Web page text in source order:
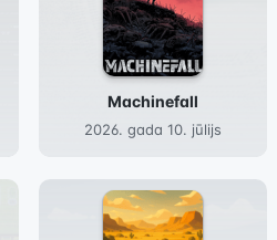
Machinefall
2026. gada 10. jūlijs